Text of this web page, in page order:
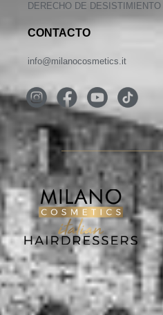
DERECHO DE DESISTIMIENTO
CONTACTO
info@milanocosmetics.it